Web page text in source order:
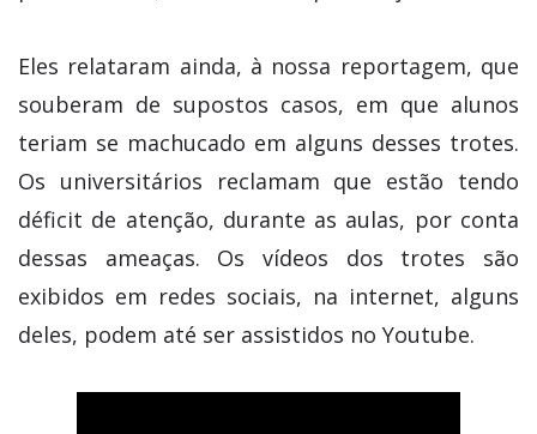
Eles relataram ainda, à nossa reportagem, que
souberam de supostos casos, em que alunos
teriam se machucado em alguns desses trotes.
Os universitários reclamam que estão tendo
déficit de atenção, durante as aulas, por conta
dessas ameaças. Os vídeos dos trotes são
exibidos em redes sociais, na internet, alguns
deles, podem até ser assistidos no Youtube.